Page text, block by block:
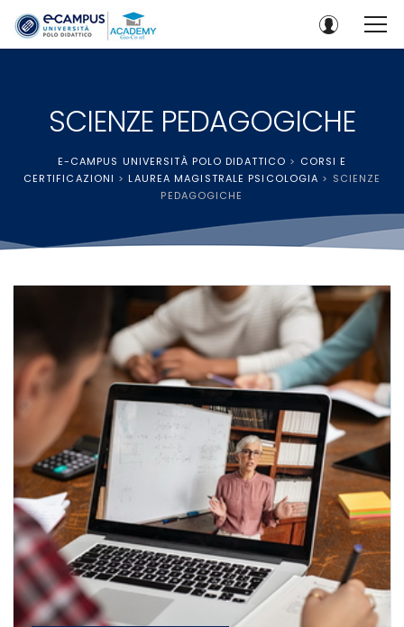
SCIENZE PEDAGOGICHE
E-CAMPUS UNIVERSITÀ POLO DIDATTICO > CORSI E
CERTIFICAZIONI >LAUREA MAGISTRALE PSICOLOGIA > SCIENZE
PEDAGOGICHE